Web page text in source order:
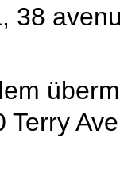
38
Terry